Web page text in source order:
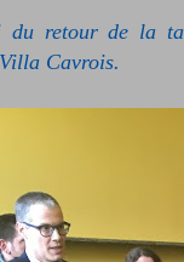
du retour de la
Cavrois.